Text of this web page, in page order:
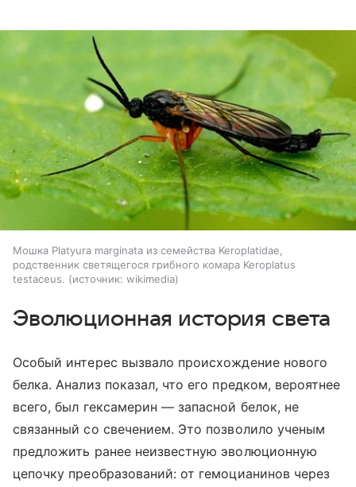
Мошка Platyura marginata из семейства Keroplatidae,
родственник светящегося грибного комара Keroplatus
testaceus.
источник: wikimedia
Эволюционная история света
Особый интерес вызвало происхождение нового
белка. Анализ показал, что его предком, вероятнее
всего, был гексамерин — запасной белок, не
связанный со свечением. Это позволило ученым
предложить ранее неизвестную эволюционную
цепочку преобразований: от гемоцианинов через